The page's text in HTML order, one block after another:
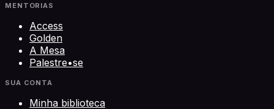
MENTORIAS
Access
Golden
A Mesa
Palestre•se
SUA CONTA
Minha biblioteca